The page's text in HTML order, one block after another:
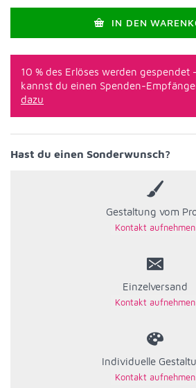
IN DEN
10 % des Erlöses werden gespendet
kannst du einen Spenden-
dazu
Hast du einen Sonderwunsch?
Gestaltung vom
Einzelversand
Individuelle